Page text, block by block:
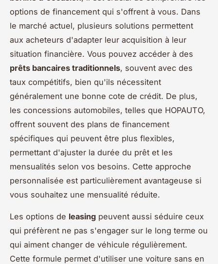
options de financement qui s'offrent à vous. Dans
le marché actuel, plusieurs solutions permettent
aux acheteurs d'adapter leur acquisition à leur
situation financière. Vous pouvez accéder à des
prêts bancaires traditionnels, souvent avec des
taux compétitifs, bien qu'ils nécessitent
généralement une bonne cote de crédit. De plus,
les concessions automobiles, telles que HOPAUTO,
offrent souvent des plans de financement
spécifiques qui peuvent être plus flexibles,
permettant d'ajuster la durée du prêt et les
mensualités selon vos besoins. Cette approche
personnalisée est particulièrement avantageuse si
vous souhaitez une mensualité réduite.
Les options de leasing peuvent aussi séduire ceux
qui préfèrent ne pas s'engager sur le long terme ou
qui aiment changer de véhicule régulièrement.
Cette formule permet d'utiliser une voiture sans en